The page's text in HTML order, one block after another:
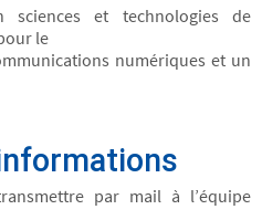
et technologies de
le
numériques et un
par mail à l’équipe